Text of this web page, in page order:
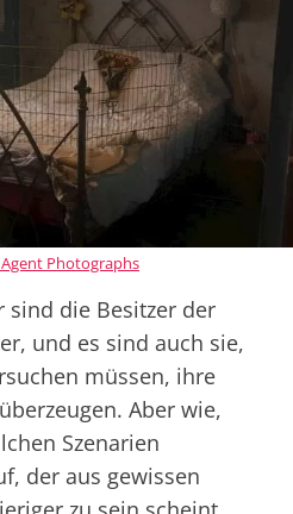
Photographs
die Besitzer der
und es sind auch sie,
müssen, ihre
Aber wie,
Szenarien
der aus gewissen